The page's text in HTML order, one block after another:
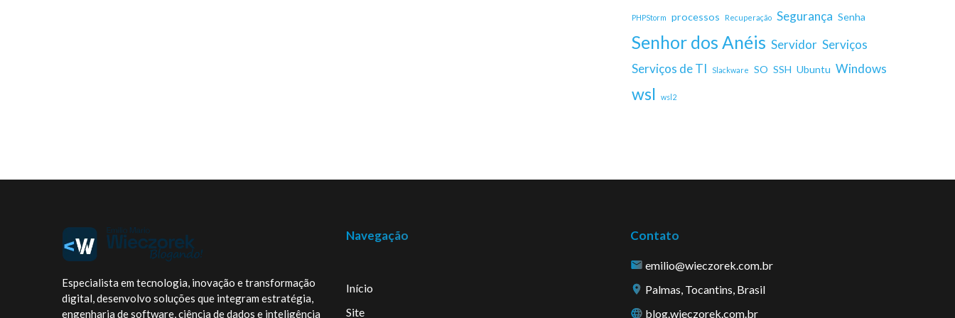
PHPStorm processos Recuperação Segurança Senha
Senhor dos Anéis Servidor Serviços
Serviços de TI
Slackware SO SSH Ubuntu Windows
wsl wsl2
Especialista em tecnologia, inovação e transformação
digital, desenvolvo soluções que integram estratégia,
engenharia de software, ciência de dados e inteligência
Navegação
Início
Site
Contato
emilio@wieczorek.com.br
Palmas, Tocantins, Brasil
blog.wieczorek.com.br